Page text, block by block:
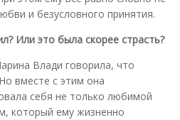
и безусловного принятия.
Или это была скорее страсть?
Влади говорила, что
вместе с этим она
себя не только любимой
который ему жизненно